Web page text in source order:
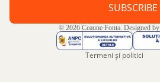
SUBSCRIBE
© 2026 Ceaune Fonta. Designed by
Termeni și politici
Aviz legal